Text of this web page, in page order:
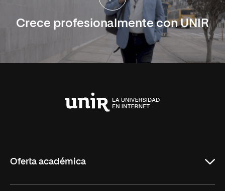
Crece profesionalmente con UNIR
Oferta académica